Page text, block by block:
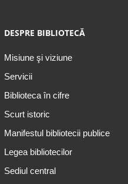
DESPRE BIBLIOTECĂ
Misiune şi viziune
Servicii
Biblioteca în cifre
Scurt istoric
Manifestul bibliotecii publice
Legea bibliotecilor
Sediul central